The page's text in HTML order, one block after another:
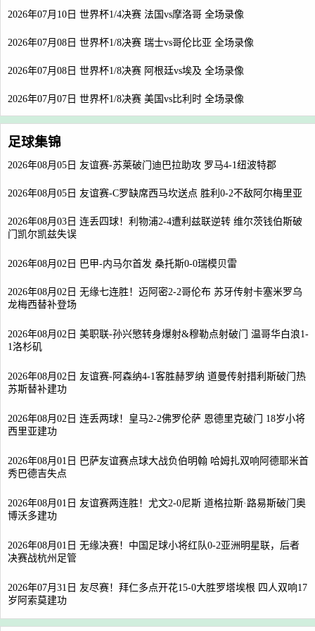
2026年07月10日 世界杯1/4决赛 法国vs摩洛哥 全场录像
2026年07月08日 世界杯1/8决赛 瑞士vs哥伦比亚 全场录像
2026年07月08日 世界杯1/8决赛 阿根廷vs埃及 全场录像
2026年07月07日 世界杯1/8决赛 美国vs比利时 全场录像
足球集锦
2026年08月05日 友谊赛-苏莱破门迪巴拉助攻 罗马4-1纽波特郡
2026年08月05日 友谊赛-C罗缺席西马坎送点 胜利0-2不敌阿尔梅里亚
2026年08月03日 连丢四球！利物浦2-4遭利兹联逆转 维尔茨钱伯斯破
门凯尔凯兹失误
2026年08月02日 巴甲-内马尔首发 桑托斯0-0瑞模贝雷
2026年08月02日 无缘七连胜！迈阿密2-2哥伦布 苏牙传射卡塞米罗乌
龙梅西替补登场
2026年08月02日 美职联-孙兴慜转身爆射&穆勒点射破门 温哥华白浪1-
1洛杉矶
2026年08月02日 友谊赛-阿森纳4-1客胜赫罗纳 道曼传射措利斯破门热
苏斯替补建功
2026年08月02日 连丢两球！皇马2-2佛罗伦萨 恩德里克破门 18岁小将
西里亚建功
2026年08月01日 巴萨友谊赛点球大战负伯明翰 哈姆扎双响阿德耶米首
秀巴德吉失点
2026年08月01日 友谊赛两连胜！尤文2-0尼斯 道格拉斯·路易斯破门奥
博沃多建功
2026年08月01日 无缘决赛！中国足球小将红队0-2亚洲明星联，后者
决赛战杭州足管
2026年07月31日 友尽赛！拜仁多点开花15-0大胜罗塔埃根 四人双响17
岁阿索莫建功